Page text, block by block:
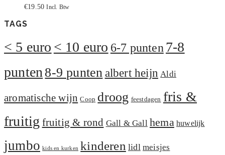
€19.50 Incl. Btw
TAGS
< 5 euro < 10 euro 6-7 punten7-8
punten8-9 puntenalbert heijn Aldi
aromatische wijn Coop droog feestdagen fris &
fruitig fruitig & rond Gall & Gall hema huwelijk
jumbo kids en kurken kinderen lidl meisjes